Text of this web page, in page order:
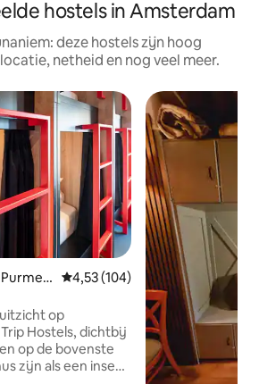
hostels in Amsterdam
deze hostels zijn hoog
netheid en nog veel meer.
Gemiddelde beoordeling van
4,53 (104)
op
Hostels, dichtbij
op de bovenste
zijn als een insect